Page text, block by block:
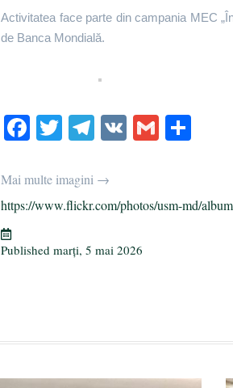
Activitatea face parte din campania MEC
de Banca Mondială.
Fa
bo
ok
T
tte
r
Te
gr
a
V G
ea
Mai multe imagini →
https://www.flickr.com/photos/usm-md/
Published marți, 5 mai 2026